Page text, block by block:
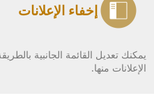
إخفاء الإعلانات
يمكنك تعديل القائمة الجانبية
الإعلانات منها.